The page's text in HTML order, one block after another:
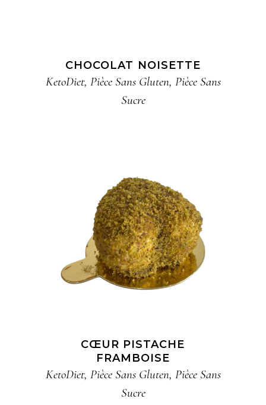
CHOCOLAT NOISETTE
KetoDiet, Pièce​ Sans Gluten​, Pièce​ Sans
Sucre​
CŒUR PISTACHE
FRAMBOISE
KetoDiet, Pièce​ Sans Gluten​, Pièce​ Sans
Sucre​